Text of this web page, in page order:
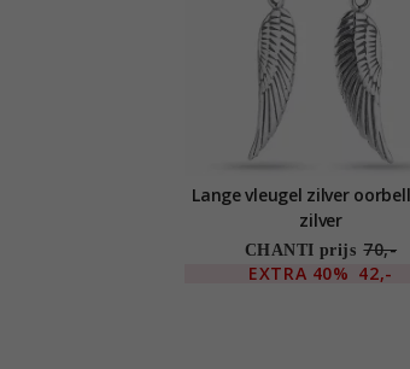
Lange vleugel zilver
zilver
CHANTI prijs 70,-
EXTRA 40% 42,-